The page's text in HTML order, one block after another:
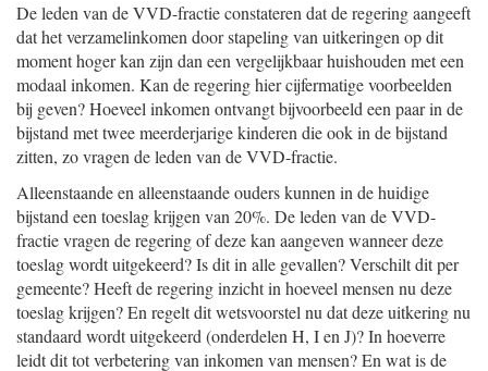
De leden van de VVD-fractie constateren dat de regering aangeeft
dat het verzamelinkomen door stapeling van uitkeringen op dit
moment hoger kan zijn dan een vergelijkbaar huishouden met een
modaal inkomen. Kan de regering hier cijfermatige voorbeelden
bij geven? Hoeveel inkomen ontvangt bijvoorbeeld een paar in de
bijstand met twee meerderjarige kinderen die ook in de bijstand
zitten, zo vragen de leden van de VVD-fractie.
Alleenstaande en alleenstaande ouders kunnen in de huidige
bijstand een toeslag krijgen van 20%. De leden van de VVD-
fractie vragen de regering of deze kan aangeven wanneer deze
toeslag wordt uitgekeerd? Is dit in alle gevallen? Verschilt dit per
gemeente? Heeft de regering inzicht in hoeveel mensen nu deze
toeslag krijgen? En regelt dit wetsvoorstel nu dat deze uitkering nu
standaard wordt uitgekeerd (onderdelen H, I en J)? In hoeverre
leidt dit tot verbetering van inkomen van mensen? En wat is de